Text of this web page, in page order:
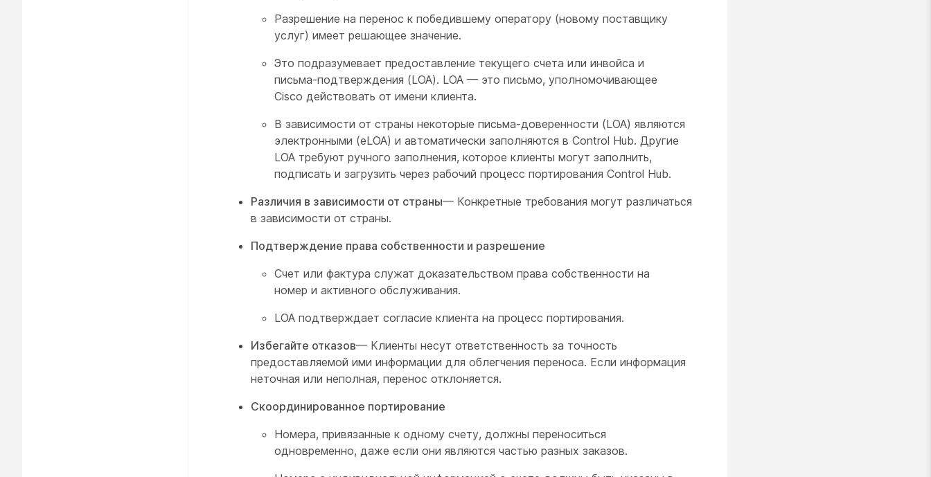
Разрешение на перенос к победившему оператору (новому поставщику
услуг) имеет решающее значение.
Это подразумевает предоставление текущего счета или инвойса и
письма-подтверждения (LOA). LOA — это письмо, уполномочивающее
Cisco действовать от имени клиента.
В зависимости от страны некоторые письма-доверенности (LOA) являются
электронными (eLOA) и автоматически заполняются в Control Hub. Другие
LOA требуют ручного заполнения, которое клиенты могут заполнить,
подписать и загрузить через рабочий процесс портирования Control Hub.
Различия в зависимости от страны— Конкретные требования могут различаться
в зависимости от страны.
Подтверждение права собственности и разрешение
Счет или фактура служат доказательством права собственности на
номер и активного обслуживания.
LOA подтверждает согласие клиента на процесс портирования.
Избегайте отказов— Клиенты несут ответственность за точность
предоставляемой ими информации для облегчения переноса. Если информация
неточная или неполная, перенос отклоняется.
Скоординированное портирование
Номера, привязанные к одному счету, должны переноситься
одновременно, даже если они являются частью разных заказов.